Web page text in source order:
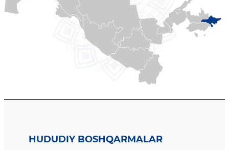
HUDUDIY BOSHQARMALAR